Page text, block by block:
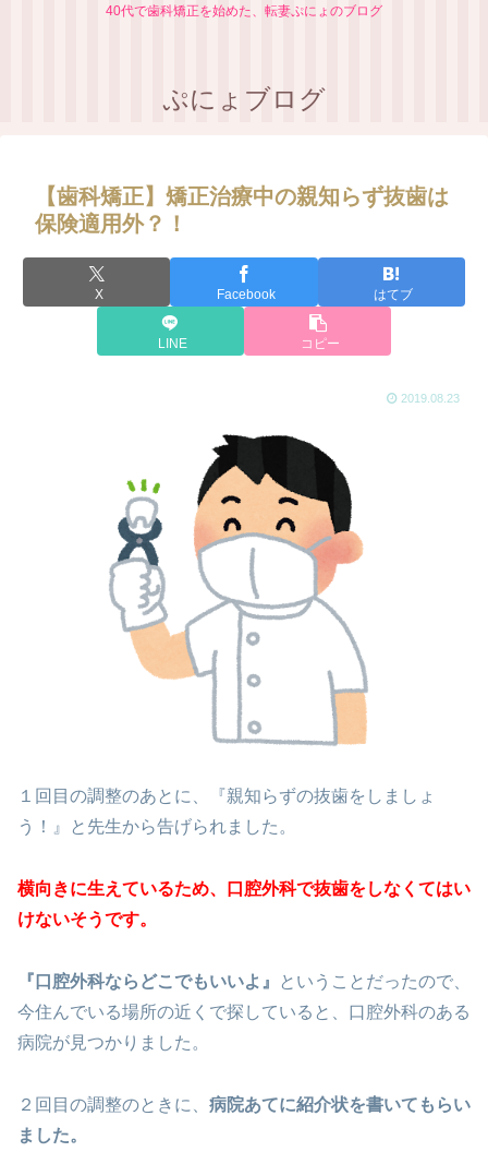
40代で歯科矯正を始めた、転妻ぷにょのブログ
ぷにょブログ
【歯科矯正】矯正治療中の親知らず抜歯は
保険適用外？！
X Facebook はてブ
LINE コピー
2019.08.23
１回目の調整のあとに、『親知らずの抜歯をしましょ
う！』と先生から告げられました。
横向きに生えているため、口腔外科で抜歯をしなくてはい
けないそうです。
『口腔外科ならどこでもいいよ』
ということだったので、
今住んでいる場所の近くで探していると、口腔外科のある
病院が見つかりました。
２回目の調整のときに、 病院あてに紹介状を書いてもらい
ました。